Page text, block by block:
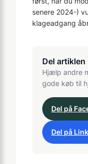
senere 2024-)
klageadgang
Del artiklen
Hjælp andre
gode køb til
Del på
Del på